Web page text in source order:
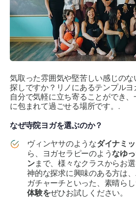
気取った雰囲気や堅苦しい感じの
探しですか？リノにあるテンプル
自分で気軽に立ち寄ることができ
に包まれて過ごせる場所です。.
なぜ寺院ヨガを選ぶのか？
ヴィンヤサのようなダイナミ
ら、ヨガセラピーのようなゆ
ンまで、様々なクラスからお
神的な探求に興味のある方は
ガチャーチといった、素晴ら
体験をぜひお試しください。